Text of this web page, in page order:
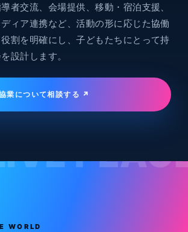
者交流、会場提供、移動・宿泊支援、
ィア連携など、活動の形に応じた協働
割を明確にし、子どもたちにとって持
設計します。
業について相談する ↗
WORLD